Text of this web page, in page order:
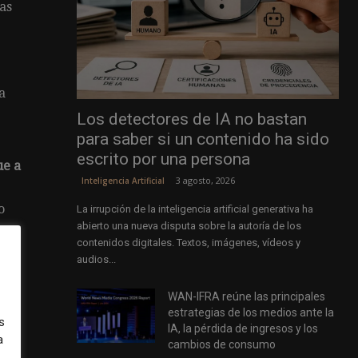
a
Los detectores de IA no bastan
para saber si un contenido ha sido
escrito por una persona
Inteligencia Artificial 3 agosto, 2026
La irrupción de la inteligencia artificial generativa ha
abierto una nueva disputa sobre la autoría de los
contenidos digitales. Textos, imágenes, vídeos y
audios...
WAN-IFRA reúne las principales
estrategias de los medios ante la
IA, la pérdida de ingresos y los
cambios de consumo